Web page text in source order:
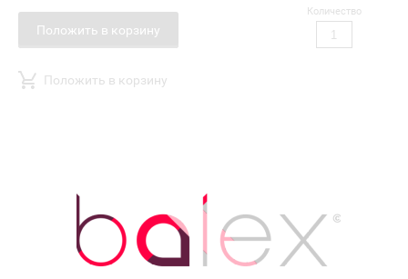
Положить в корзину
Количество
Положить в корзину